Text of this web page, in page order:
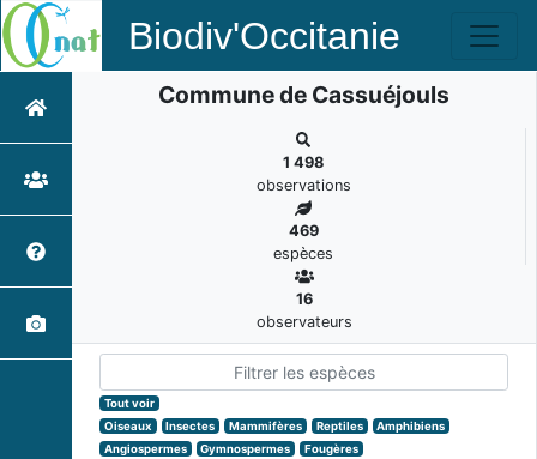
Biodiv'Occitanie
Commune de Cassuéjouls
1 498
observations
469
espèces
16
observateurs
Tout voir
Oiseaux
Insectes Mammifères Reptiles
Amphibiens
Angiospermes
Gymnospermes Fougères